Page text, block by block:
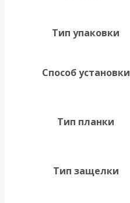
Тип упаковки
Способ установки
Тип планки
Тип защелки